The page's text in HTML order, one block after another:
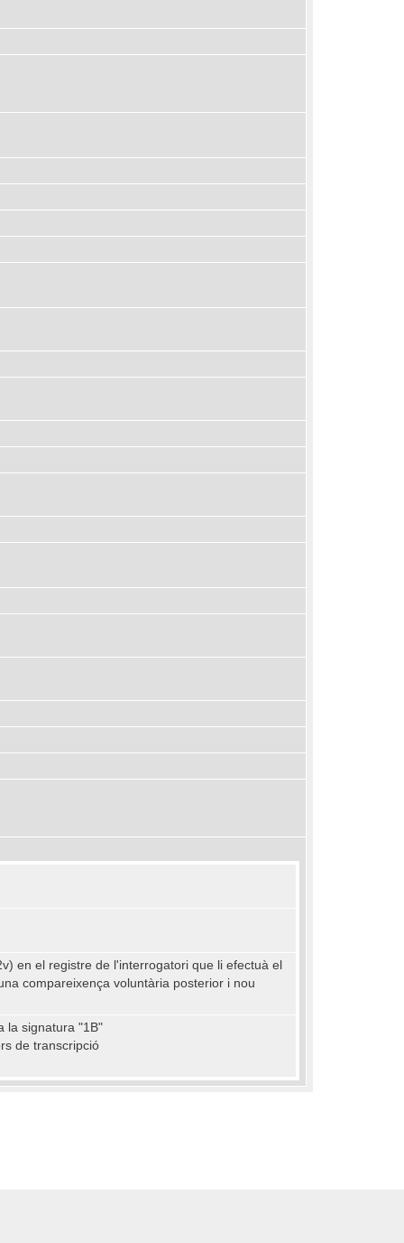
en el registre de l'interrogatori que li efectuà el
compareixença voluntària posterior i nou
la signatura "1B"
de transcripció